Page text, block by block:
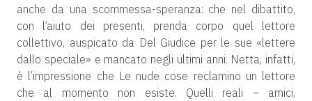
anche da una scommessa-speranza: che nel dibattito,
con l’aiuto dei presenti, prenda corpo quel lettore
collettivo, auspicato da Del Giudice per le sue «lettere
dallo speciale» e mancato negli ultimi anni. Netta, infatti,
è l’impressione che Le nude cose reclamino un lettore
che al momento non esiste. Quelli reali – amici,